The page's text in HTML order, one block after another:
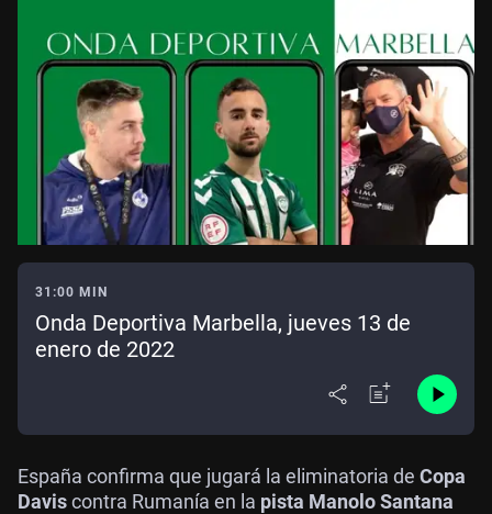
31:00 MIN
Onda Deportiva Marbella, jueves 13 de
enero de 2022
España confirma que jugará la eliminatoria de Copa
Daviscontra Rumanía en la pista Manolo Santana